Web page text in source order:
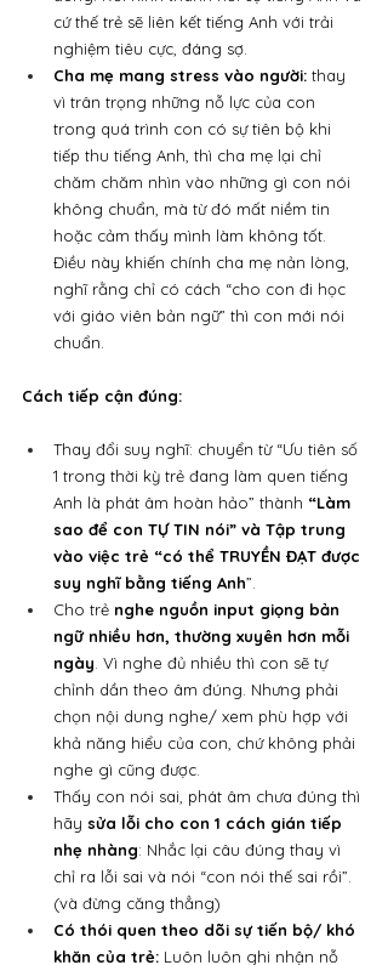
cứ thế trẻ sẽ liên kết tiếng Anh với trải
nghiệm tiêu cực, đáng sợ.
Cha mẹ mang stress vào người: thay
vì trân trọng những nỗ lực của con
trong quá trình con có sự tiên bộ khi
tiếp thu tiếng Anh, thì cha mẹ lại chỉ
chăm chăm nhìn vào những gì con nói
không chuẩn, mà từ đó mất niềm tin
hoặc cảm thấy mình làm không tốt.
Điều này khiến chính cha mẹ nản lòng,
nghĩ rằng chỉ có cách “cho con đi học
với giáo viên bản ngữ” thì con mới nói
chuẩn.
Cách tiếp cận đúng:
Thay đổi suy nghĩ: chuyển từ “Ưu tiên số
1 trong thời kỳ trẻ đang làm quen tiếng
Anh là phát âm hoàn hảo” thành “Làm
sao để con TỰ TIN nói” và Tập trung
vào việc trẻ “có thể TRUYỀN ĐẠT được
suy nghĩ bằng tiếng Anh”.
Cho trẻ nghe nguồn input giọng bản
ngữ nhiều hơn, thường xuyên hơn mỗi
ngày . Vì nghe đủ nhiều thì con sẽ tự
chỉnh dần theo âm đúng. Nhưng phải
chọn nội dung nghe/ xem phù hợp với
khả năng hiểu của con, chứ không phải
nghe gì cũng được.
Thấy con nói sai, phát âm chưa đúng thì
hãy sửa lỗi cho con 1 cách gián tiếp
nhẹ nhàng: Nhắc lại câu đúng thay vì
chỉ ra lỗi sai và nói “con nói thế sai rồi”.
(và đừng căng thẳng)
Có thói quen theo dõi sự tiến bộ/ khó
khăn của trẻ: Luôn luôn ghi nhận nỗ